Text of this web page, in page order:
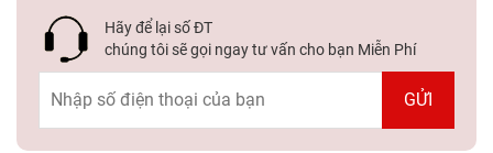
Hãy để lại số ĐT
chúng tôi sẽ gọi ngay tư vấn cho bạn Miễn Phí